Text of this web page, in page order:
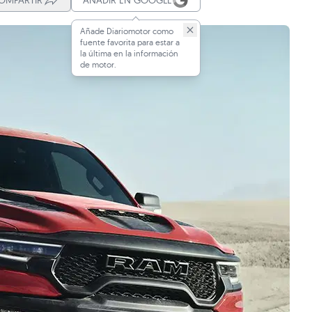
Añade Diariomotor como
fuente favorita para estar a
la última en la información
de motor.